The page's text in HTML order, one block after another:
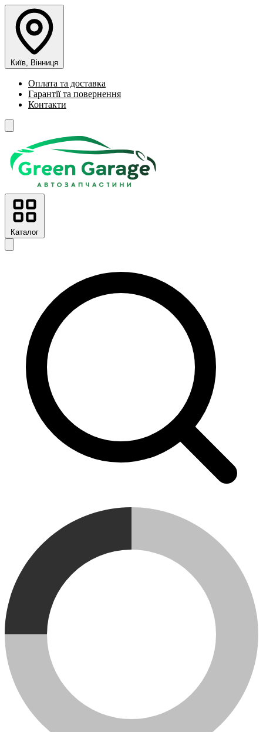
Київ, Вінниця
Оплата та доставка
Гарантії та повернення
Контакти
Каталог